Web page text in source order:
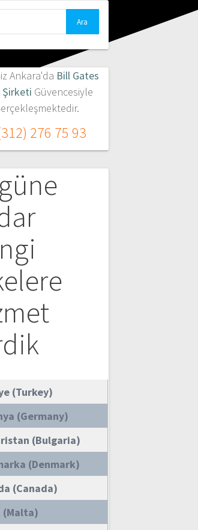
Ankara'da Bill Gates
Şirketi Güvencesiyle
276 75 93
(Turkey)
(Germany)
(Bulgaria)
(Denmark)
(Canada)
(Malta)